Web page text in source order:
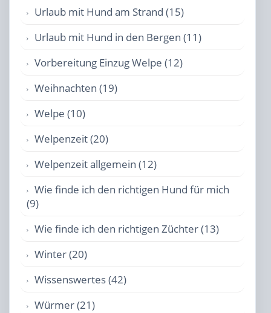
Urlaub mit Hund am Strand (15)
Urlaub mit Hund in den Bergen (11)
Vorbereitung Einzug Welpe (12)
Weihnachten (19)
Welpe (10)
Welpenzeit (20)
Welpenzeit allgemein (12)
Wie finde ich den richtigen Hund für mich
(9)
Wie finde ich den richtigen Züchter (13)
Winter (20)
Wissenswertes (42)
Würmer (21)